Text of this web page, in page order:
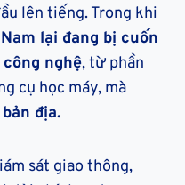
lên tiếng. Trong khi
lại đang bị cuốn
nghệ, từ phần
cụ học máy, mà
địa.
sát giao thông,